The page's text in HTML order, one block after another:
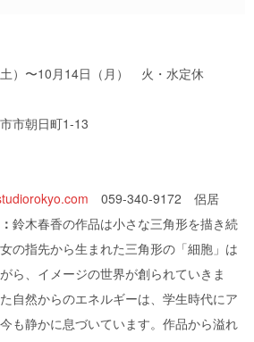
）〜10月14日（月） 火・水定休
市朝日町1-13
059-340-9172 侶居
鈴木春香の作品は小さな三角形を描き続
の指先から生まれた三角形の「細胞」は
ら、イメージの世界が創られていきま
自然からのエネルギーは、学生時代にア
も静かに息づいています。作品から溢れ